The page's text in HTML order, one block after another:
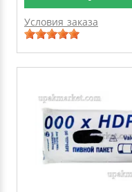
Условия заказа